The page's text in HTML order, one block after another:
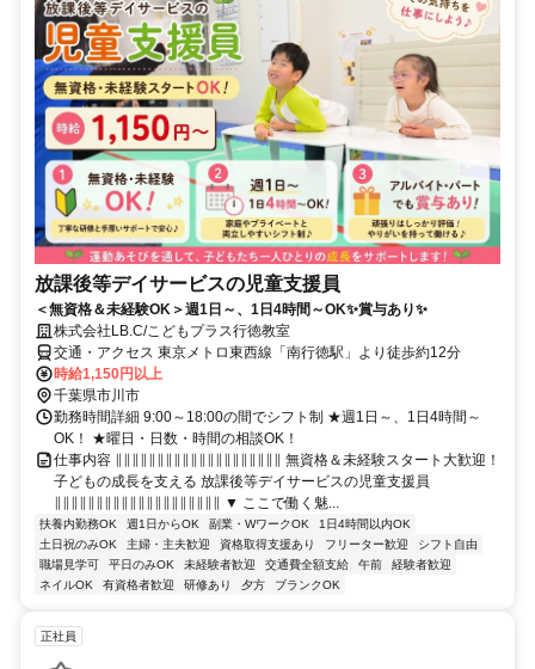
放課後等デイサービスの児童支援員
＜無資格＆未経験OK＞週1日～、1日4時間～OK✨賞与あり✨
株式会社LB.C/こどもプラス行徳教室
交通・アクセス 東京メトロ東西線「南行徳駅」より徒歩約12分
時給1,150円以上
千葉県市川市
勤務時間詳細 9:00～18:00の間でシフト制 ★週1日～、1日4時間～
OK！ ★曜日・日数・時間の相談OK！
仕事内容 ∥∥∥∥∥∥∥∥∥∥∥∥∥∥∥∥∥∥∥∥ 無資格＆未経験スタート大歓迎！
子どもの成長を支える 放課後等デイサービスの児童支援員
∥∥∥∥∥∥∥∥∥∥∥∥∥∥∥∥∥∥∥∥ ▼ ここで働く魅...
扶養内勤務OK 週1日からOK 副業・WワークOK
1日4時間以内OK
土日祝のみOK
主婦・主夫歓迎 資格取得支援あり フリーター歓迎
シフト自由
職場見学可
平日のみOK 未経験者歓迎 交通費全額支給 午前
経験者歓迎
ネイルOK
有資格者歓迎 研修あり 夕方 ブランクOK
正社員